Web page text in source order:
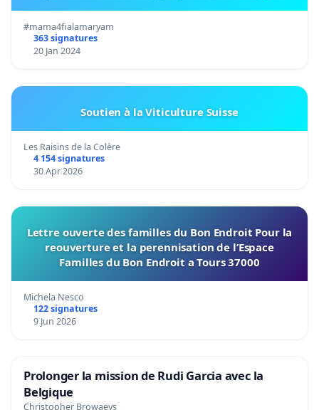
#mama4fialamaryam
363 signatures
20 Jan 2024
Soutien à la Viticulture Suisse
Les Raisins de la Colère
4 154 signatures
30 Apr 2026
Lettre ouverte des familles du Bon Endroit Pour la
reouverture et la perennisation de l’Espace
Familles du Bon Endroit a Tours 37000
Michela Nesco
122 signatures
9 Jun 2026
Prolonger la mission de Rudi Garcia avec la
Belgique
Christopher Browaeys